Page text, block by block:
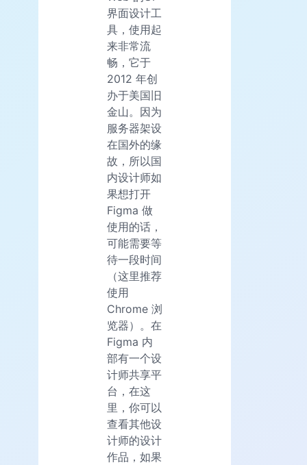
界面设计工
具，使用起
来非常流
畅，它于
2012 年创
办于美国旧
金山。因为
服务器架设
在国外的缘
故，所以国
内设计师如
果想打开
Figma 做
使用的话，
可能需要等
待一段时间
（这里推荐
使用
Chrome 浏
览器）。在
Figma 内
部有一个设
计师共享平
台，在这
里，你可以
查看其他设
计师的设计
作品，如果